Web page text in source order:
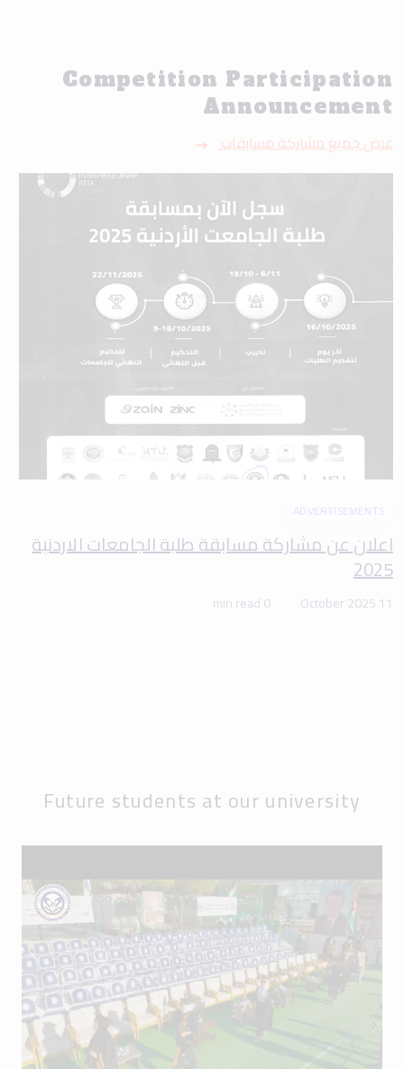
Competition Participation
Announcement
عرض جميع مشاركة مسابقات
ADVERTISEMENTS
اعلان عن مشاركة مسابقة طلبة الجامعات الاردنية
2025
11 October 2025
0 min read
Future students at our university